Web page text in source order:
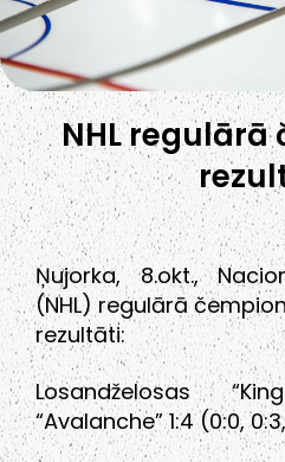
NHL
Ņujorka, 8.okt.,
(NHL) regulārā
rezultāti:
Losandželosas
“Avalanche” 1:4 (0:0, 0:3,